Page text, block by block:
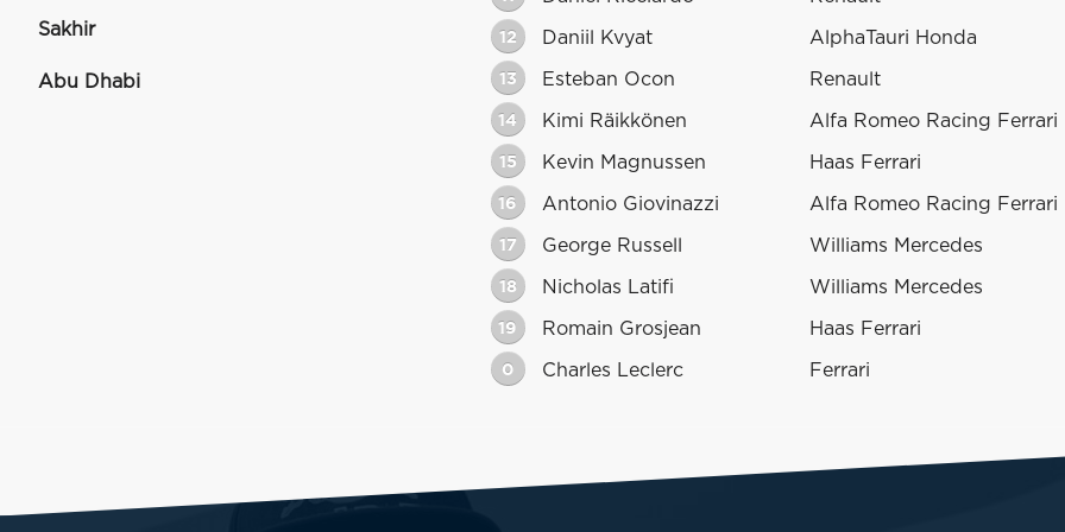
Sakhir
Abu Dhabi
12 Daniil Kvyat AlphaTauri Honda
13 Esteban Ocon Renault
14 Kimi Räikkönen Alfa Romeo Racing Ferrari
15 Kevin Magnussen Haas Ferrari
16 Antonio Giovinazzi Alfa Romeo Racing Ferrari
17 George Russell Williams Mercedes
18 Nicholas Latifi Williams Mercedes
19 Romain Grosjean Haas Ferrari
0 Charles Leclerc Ferrari